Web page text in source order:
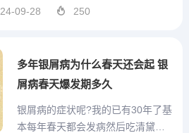
次，只涂有癣处，如涂在好皮肤上
食物。2、⑩点滴型银屑病：发病较
24-09-28 250
多年银屑病为什么春天还会起 银
屑病春天爆发期多久
银屑病的症状呢?我的已有30年了基
本每年春天都会发病然后吃清黛丸